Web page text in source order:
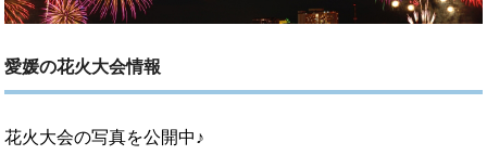
愛媛の花火大会情報
花火大会の写真を公開中♪